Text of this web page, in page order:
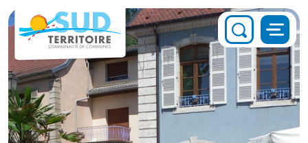
Panneau de gestion des cookies